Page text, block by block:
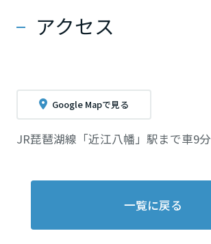
アクセス
Google Mapで見る
JR琵琶湖線「近江八幡」駅まで車9分
一覧に戻る